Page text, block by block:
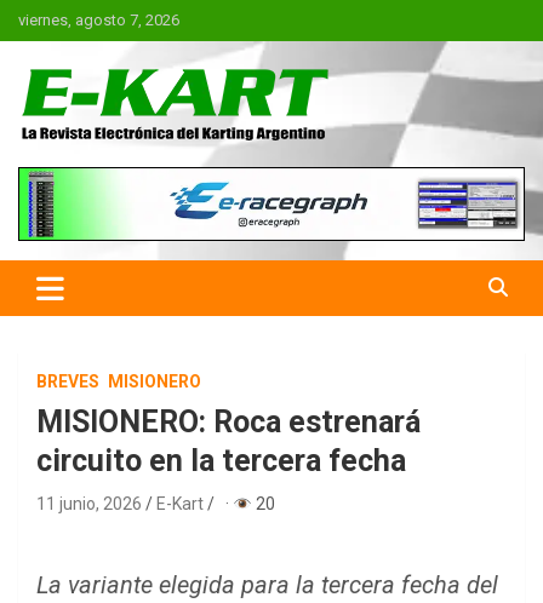
Saltar
al
viernes, agosto 7, 2026
E-Kart.com.ar | La Revista
Electrónica del Karting en
Argentina
BREVES MISIONERO
MISIONERO: Roca estrenará
circuito en la tercera fecha
11 junio, 2026 E-Kart · 20
La variante elegida para la tercera fecha del